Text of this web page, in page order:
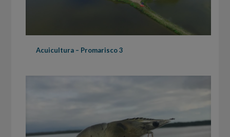
Acuicultura – Promarisco 3